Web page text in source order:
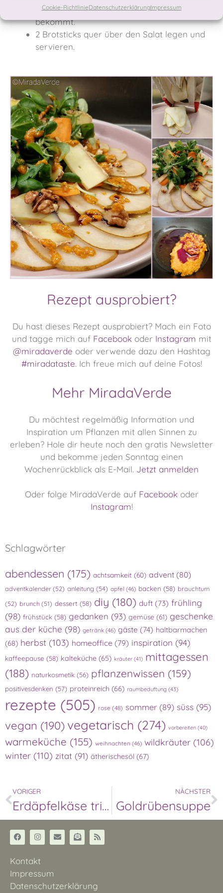
Cookie-RichtlinieDatenschutzerklärungImpressum
patzen, sodass er orangefarbene Sprenkel
bekommt.
2 Brotsticks quer über den Salat legen und
servieren.
Rezept ausprobiert?
Du hast dieses Rezept ausprobiert? Mach ein Foto
und tagge mich auf Facebook oder Instagram mit
@miradaverde oder verwende dazu den Hashtag
#miradataste. Ich freue mich auf deine Fotos!
Mehr MiradaVerde
Du möchtest regelmäßig Information und
Inspiration um Pflanzen mit allen Sinnen zu
erleben? Hole dir heute noch den gratis Newsletter
und bekomme jeden Sonntag einen
Wochenrückblick als E-Mail. Jetzt anmelden
Oder folge MiradaVerde auf Facebook oder
Instagram!
Schlagwörter
abendessen (175) achtsamkeit (60) advent (80)
adventkalender(52) anleitung (54) apfel (46) backen (58) brauchtum
(52) brunch(51) dessert (58) diy (180) duft (73) frühling
(98) frühstück (58) gedanken (93) gemüse (61) geschenke
aus der küche (98) getränk (46) gäste (74) haltbarmachen
(68) herbst (103) homeoffice (79) inspiration (94)
kaffeepause (58) kalteküche (65) kräuter (41) mittagessen
(188) naturkosmetik (56) pflanzenwissen (159)
positivesdenken (57) proteinreich (66) raumbeduftung (43)
rezepte (505) rose (48) sommer (89) süss (95)
vegan (190) vegetarisch (274) vorbereiten (40)
warmeküche (155) weihnachten (46) wildkräuter (106)
winter (110) zitat (91) ätherischesöl (67)
VORIGER
Erdäpfelkäse tricolore
NÄCHSTER
Goldrübensuppe
Kontakt
Impressum
Datenschutzerklärung